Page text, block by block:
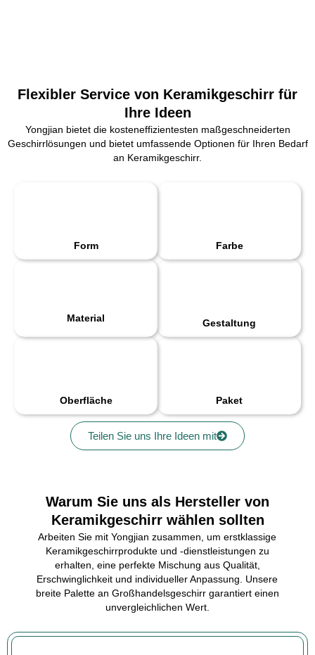
Flexibler Service von Keramikgeschirr für
Ihre Ideen
Yongjian bietet die kosteneffizientesten maßgeschneiderten
Geschirrlösungen und bietet umfassende Optionen für Ihren Bedarf
an Keramikgeschirr.
Form Farbe
Material Gestaltung
Oberfläche Paket
Teilen Sie uns Ihre Ideen mit
Warum Sie uns als Hersteller von
Keramikgeschirr wählen sollten
Arbeiten Sie mit Yongjian zusammen, um erstklassige
Keramikgeschirrprodukte und -dienstleistungen zu
erhalten, eine perfekte Mischung aus Qualität,
Erschwinglichkeit und individueller Anpassung. Unsere
breite Palette an Großhandelsgeschirr garantiert einen
unvergleichlichen Wert.